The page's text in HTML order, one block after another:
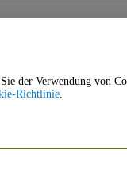
von Cookies zur
Richtlinie.